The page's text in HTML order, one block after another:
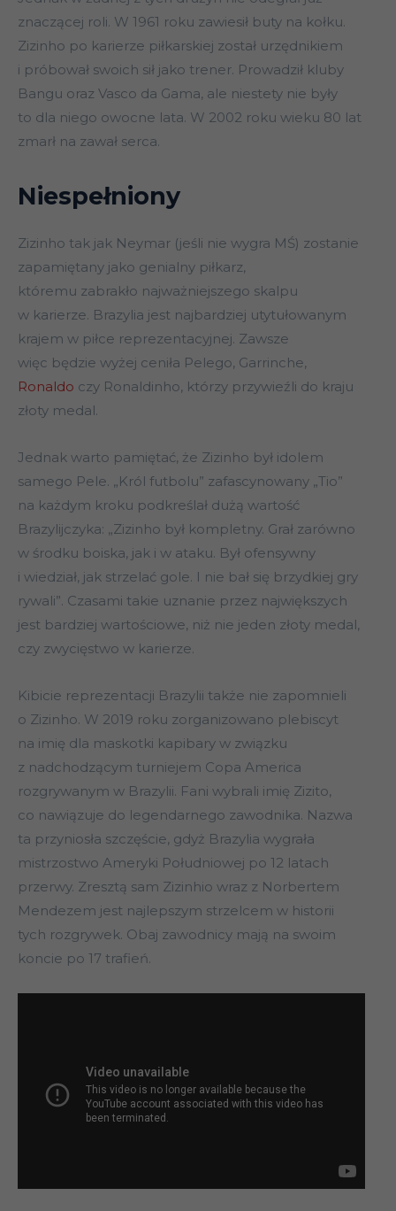
znaczącej roli. W 1961 roku zawiesił buty na kołku.
Zizinho po karierze piłkarskiej został urzędnikiem
i próbował swoich sił jako trener. Prowadził kluby
Bangu oraz Vasco da Gama, ale niestety nie były
to dla niego owocne lata. W 2002 roku wieku 80 lat
zmarł na zawał serca.
Niespełniony
Zizinho tak jak Neymar (jeśli nie wygra MŚ) zostanie
zapamiętany jako genialny piłkarz,
któremu zabrakło najważniejszego skalpu
w karierze. Brazylia jest najbardziej utytułowanym
krajem w piłce reprezentacyjnej. Zawsze
więc będzie wyżej ceniła Pelego, Garrinche,
Ronaldo czy Ronaldinho, którzy przywieźli do kraju
złoty medal.
Jednak warto pamiętać, że Zizinho był idolem
samego Pele. „Król futbolu” zafascynowany „Tio”
na każdym kroku podkreślał dużą wartość
Brazylijczyka: „Zizinho był kompletny. Grał zarówno
w środku boiska, jak i w ataku. Był ofensywny
i wiedział, jak strzelać gole. I nie bał się brzydkiej gry
rywali”. Czasami takie uznanie przez największych
jest bardziej wartościowe, niż nie jeden złoty medal,
czy zwycięstwo w karierze.
Kibicie reprezentacji Brazylii także nie zapomnieli
o Zizinho. W 2019 roku zorganizowano plebiscyt
na imię dla maskotki kapibary w związku
z nadchodzącym turniejem Copa America
rozgrywanym w Brazylii. Fani wybrali imię Zizito,
co nawiązuje do legendarnego zawodnika. Nazwa
ta przyniosła szczęście, gdyż Brazylia wygrała
mistrzostwo Ameryki Południowej po 12 latach
przerwy. Zresztą sam Zizinhio wraz z Norbertem
Mendezem jest najlepszym strzelcem w historii
tych rozgrywek. Obaj zawodnicy mają na swoim
koncie po 17 trafień.